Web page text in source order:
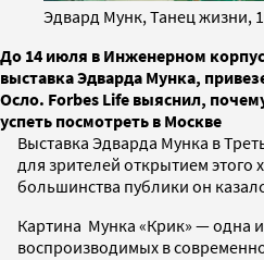
Эдвард Мунк, Танец жизни,
До 14 июля в Инженерном
выставка Эдварда Мунка,
Осло. Forbes Life выяснил,
успеть посмотреть в Москве
Выставка Эдварда Мунка в
для зрителей открытием этого
большинства публики он
Картина Мунка «Крик» — одна
воспроизводимых в